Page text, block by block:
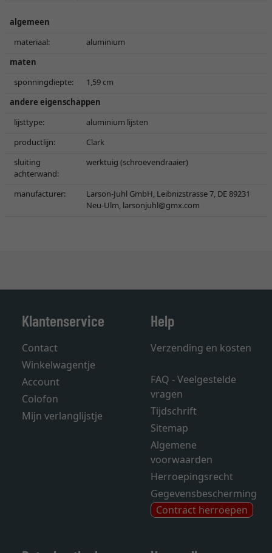
algemeen
materiaal:
aluminium
maten
sponningdiepte:
1,59 cm
andere eigenschappen
lijsttype:
aluminium lijsten
productlijn:
Clark
sluiting
achterwand:
werktuig (schroevendraaier)
manufacturer:
Larson-Juhl GmbH, Leibnizstrasse 7, DE 89231
Neu-Ulm, larsonjuhl@gmx.com
Klantenservice
Contact
Winkelwagentje
Account
Colofon
Mijn verlanglijstje
Help
Verzending en kosten
FAQ - Veelgestelde
vragen
Tijdschrift
Sitemap
Algemene
voorwaarden
Herroepingsrecht
Gegevensbescherming
Contract herroepen